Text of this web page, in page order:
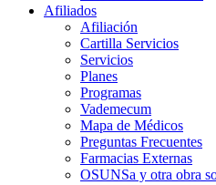
Afiliados
Afiliación
Cartilla Servicios
Servicios
Planes
Programas
Vademecum
Mapa de Médicos
Preguntas Frecuentes
Farmacias Externas
OSUNSa y otra obra